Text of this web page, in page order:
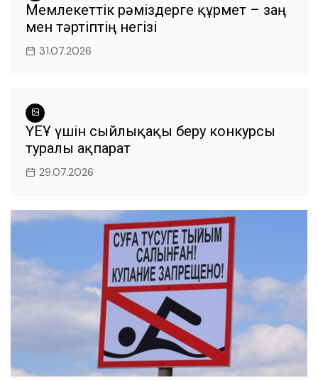
Мемлекеттік рәміздерге құрмет – заң
мен тәртіптің негізі
31.07.2026
ҮЕҰ үшін сыйлықақы беру конкурсы
туралы ақпарат
29.07.2026